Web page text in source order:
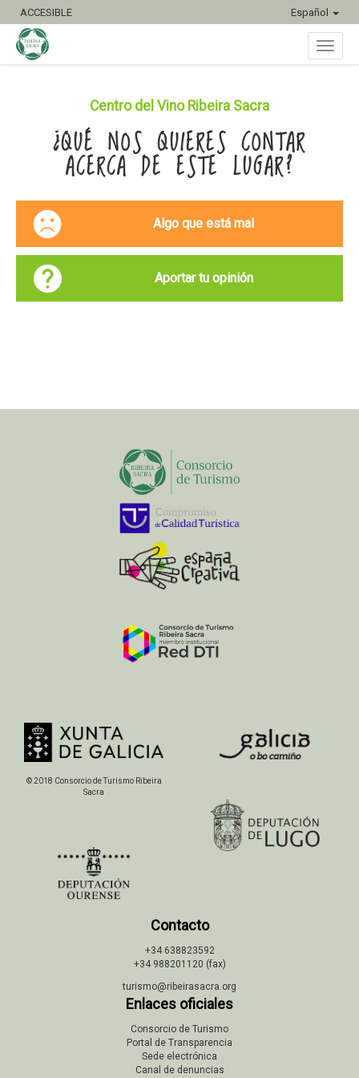
ACCESIBLE Español
Centro del Vino Ribeira Sacra
¿QUÉ NOS QUIERES CONTAR
ACERCA DE ESTE LUGAR?
Algo que está mal
Aportar tu opinión
© 2018 Consorcio de Turismo Ribeira
Sacra
Contacto
+34 638823592
+34 988201120 (fax)
turismo@ribeirasacra.org
Enlaces oficiales
Consorcio de Turismo
Portal de Transparencia
Sede electrónica
Canal de denuncias